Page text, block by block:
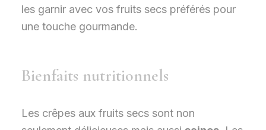
les garnir avec vos fruits secs préférés pour
une touche gourmande.
Bienfaits nutritionnels
Les crêpes aux fruits secs sont non